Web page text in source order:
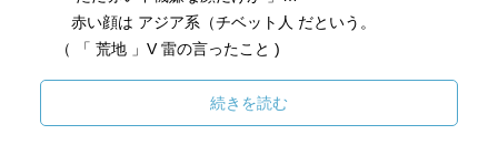
赤い顔は アジア系（チベット人 だという。
（ 「 荒地 」V 雷の言ったこと )
ちなみに、フェニキア人の水葬のイメージ（水、死と再
生）など、キリスト教以前の原初的な自然崇拝のモチーフ
続きを読む